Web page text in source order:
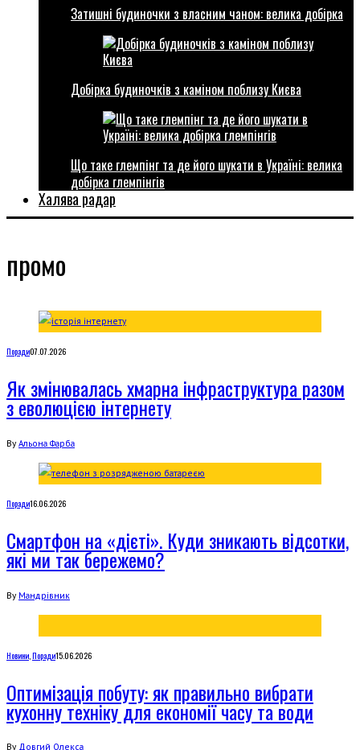
Затишні будиночки з власним чаном: велика добірка
Добірка будиночків з каміном поблизу Києва
Що таке глемпінг та де його шукати в Україні: велика
добірка глемпінгів
Халява радар
промо
Поради07.07.2026
Як змінювалась хмарна інфраструктура разом
з еволюцією інтернету
By Альона Фарба
Поради16.06.2026
Смартфон на «дієті». Куди зникають відсотки,
які ми так бережемо?
By Мандрівник
Новини Поради15.06.2026
Оптимізація побуту: як правильно вибрати
кухонну техніку для економії часу та води
By Довгий Олекса